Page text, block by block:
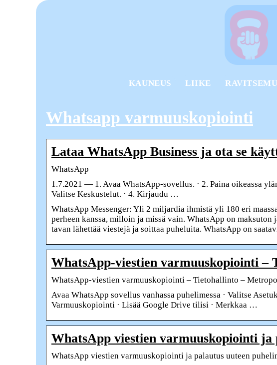
KAUNEUS LIIKE
Whatsapp varmuuskopiointi
Lataa WhatsApp Business ja ota se
WhatsApp
1.7.2021 — 1. Avaa WhatsApp-sovellus. · 2. Paina oikeassa
Valitse Keskustelut. · 4. Kirjaudu …
WhatsApp Messenger: Yli 2 miljardia ihmistä yli 180 eri
perheen kanssa, milloin ja missä vain. WhatsApp on
tavan lähettää viestejä ja soittaa puheluita. WhatsApp on
WhatsApp-viestien varmuuskopiointi –
WhatsApp-viestien varmuuskopiointi – Tietohallinto –
Avaa WhatsApp sovellus vanhassa puhelimessa · Valitse
Varmuuskopiointi · Lisää Google Drive tilisi · Merkkaa …
WhatsApp viestien varmuuskopiointi
WhatsApp viestien varmuuskopiointi ja palautus uuteen